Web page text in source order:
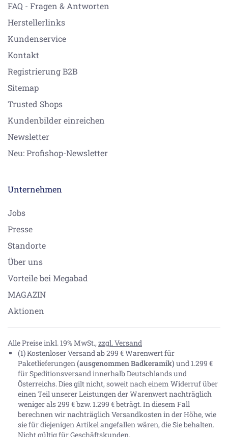
FAQ - Fragen & Antworten
Herstellerlinks
Kundenservice
Kontakt
Registrierung B2B
Sitemap
Trusted Shops
Kundenbilder einreichen
Newsletter
Neu: Profishop-Newsletter
Unternehmen
Jobs
Presse
Standorte
Über uns
Vorteile bei Megabad
MAGAZIN
Aktionen
Alle Preise inkl. 19% MwSt., zzgl. Versand
(1) Kostenloser Versand ab 299 € Warenwert für
Paketlieferungen(ausgenommen Badkeramik) und 1.299 €
für Speditionsversand innerhalb Deutschlands und
Österreichs. Dies gilt nicht, soweit nach einem Widerruf über
einen Teil unserer Leistungen der Warenwert nachträglich
weniger als 299 € bzw. 1.299 € beträgt. In diesem Fall
berechnen wir nachträglich Versandkosten in der Höhe, wie
sie für diejenigen Artikel angefallen wären, die Sie behalten.
Nicht gültig für Geschäftskunden.